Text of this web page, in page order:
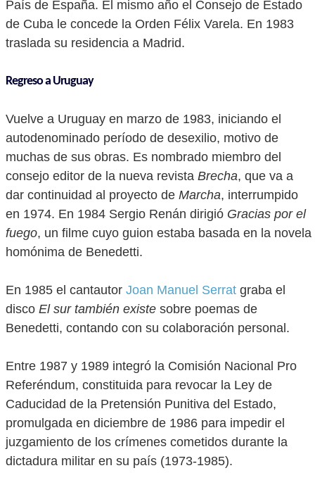
País de España. El mismo año el Consejo de Estado
de Cuba le concede la Orden Félix Varela. En 1983
traslada su residencia a Madrid.
Regreso a Uruguay
Vuelve a Uruguay en marzo de 1983, iniciando el
autodenominado período de desexilio, motivo de
muchas de sus obras. Es nombrado miembro del
consejo editor de la nueva revista Brecha, que va a
dar continuidad al proyecto de Marcha, interrumpido
en 1974. En 1984 Sergio Renán dirigió Gracias por el
fuego, un filme cuyo guion estaba basada en la novela
homónima de Benedetti.
En 1985 el cantautor Joan Manuel Serrat graba el
disco El sur también existe sobre poemas de
Benedetti, contando con su colaboración personal.
Entre 1987 y 1989 integró la Comisión Nacional Pro
Referéndum, constituida para revocar la Ley de
Caducidad de la Pretensión Punitiva del Estado,
promulgada en diciembre de 1986 para impedir el
juzgamiento de los crímenes cometidos durante la
dictadura militar en su país (1973-1985).